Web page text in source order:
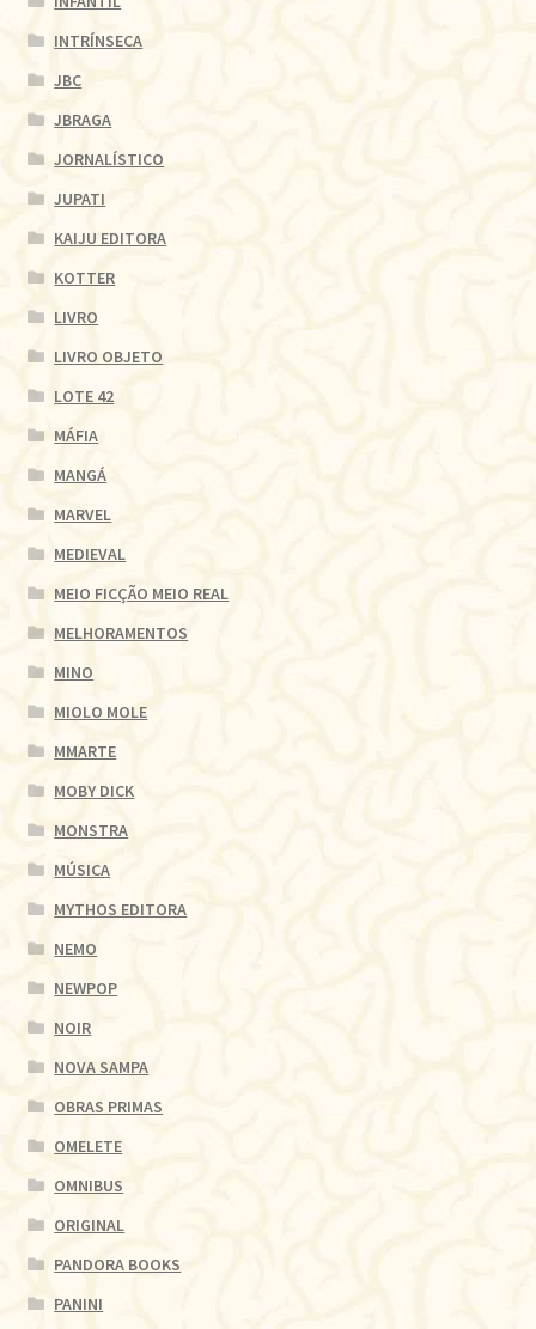
INTRÍNSECA
JBC
JBRAGA
JORNALÍSTICO
JUPATI
KAIJU EDITORA
KOTTER
LIVRO
LIVRO OBJETO
LOTE 42
MÁFIA
MANGÁ
MARVEL
MEDIEVAL
MEIO FICÇÃO MEIO REAL
MELHORAMENTOS
MINO
MIOLO MOLE
MMARTE
MOBY DICK
MONSTRA
MÚSICA
MYTHOS EDITORA
NEMO
NEWPOP
NOIR
NOVA SAMPA
OBRAS PRIMAS
OMELETE
OMNIBUS
ORIGINAL
PANDORA BOOKS
PANINI